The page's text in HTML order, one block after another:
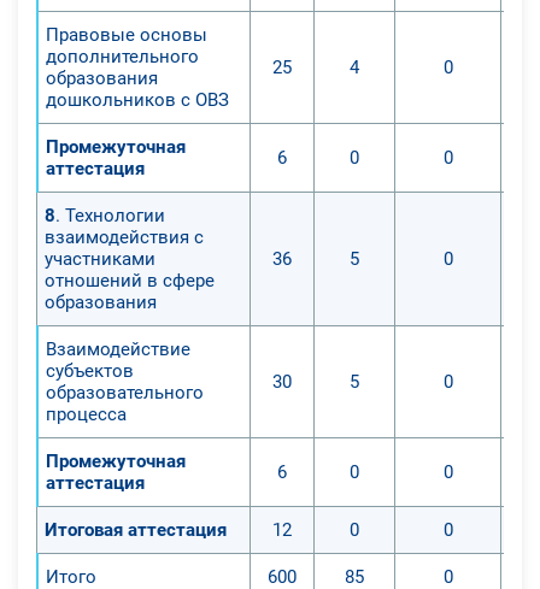
Правовые основы
дополнительного
образования
дошкольников с ОВЗ
25 4 0
Промежуточная
аттестация
6 0 0
8. Технологии
взаимодействия с
участниками
отношений в сфере
образования
36 5 0
Взаимодействие
субъектов
образовательного
процесса
30 5 0
Промежуточная
аттестация
6 0 0
Итоговая аттестация 12 0 0
Итого 600 85 0